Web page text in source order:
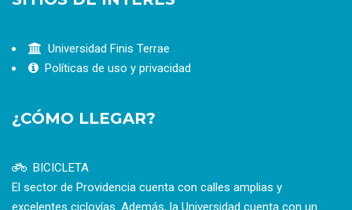
Universidad Finis Terrae
Políticas de uso y privacidad
¿CÓMO LLEGAR?
BICICLETA
El sector de Providencia cuenta con calles amplias y